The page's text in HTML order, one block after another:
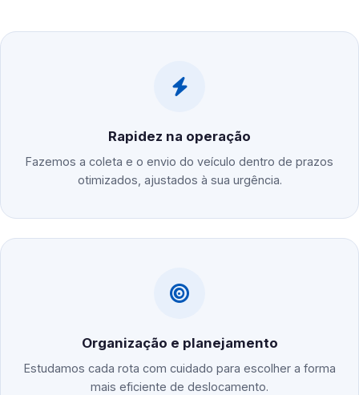
Rapidez na operação
Fazemos a coleta e o envio do veículo dentro de prazos
otimizados, ajustados à sua urgência.
Organização e planejamento
Estudamos cada rota com cuidado para escolher a forma
mais eficiente de deslocamento.